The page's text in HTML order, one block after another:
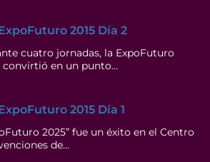
2015 Día 2
cuatro jornadas, la ExpoFuturo
convirtió en un punto…
2015 Día 1
2025” fue un éxito en el Centro
de…